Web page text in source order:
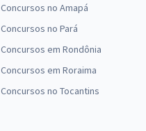
Concursos no Amapá
Concursos no Pará
Concursos em Rondônia
Concursos em Roraima
Concursos no Tocantins